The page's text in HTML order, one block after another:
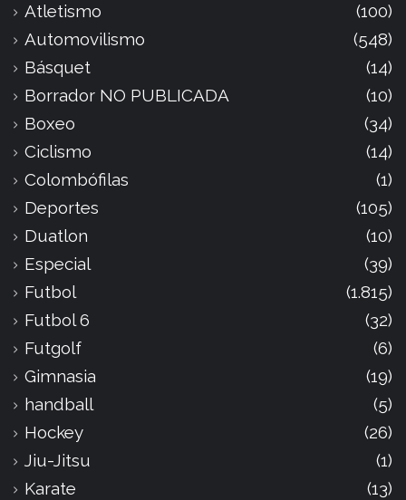
Atletismo
(100)
Automovilismo
(548)
Básquet
(14)
Borrador NO PUBLICADA
(10)
Boxeo
(34)
Ciclismo
(14)
Colombófilas
(1)
Deportes
(105)
Duatlon
(10)
Especial
(39)
Futbol
(1.815)
Futbol 6
(32)
Futgolf
(6)
Gimnasia
(19)
handball
(5)
Hockey
(26)
Jiu-Jitsu
(1)
Karate
(13)